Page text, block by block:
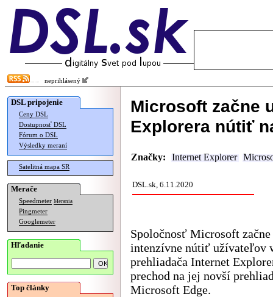
neprihlásený
DSL pripojenie
Ceny DSL
Dostupnosť DSL
Fórum o DSL
Výsledky meraní
Satelitná mapa SR
Merače
Speedmeter Merania
Pingmeter
Googlemeter
Hľadanie
Top články
Microsoft začne
Explorera nútiť
Značky: Internet Explorer
DSL.sk, 6.11.2020
Spoločnosť Microsoft začne
intenzívne nútiť užívateľov
prehliadača Internet
prechod na jej novší
Microsoft Edge.